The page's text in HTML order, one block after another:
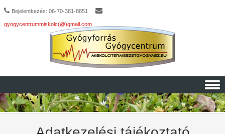
Bejelentkezés: 06-70-381-8851
gyogycentrummiskolc(@)gmail.com
Skip to content